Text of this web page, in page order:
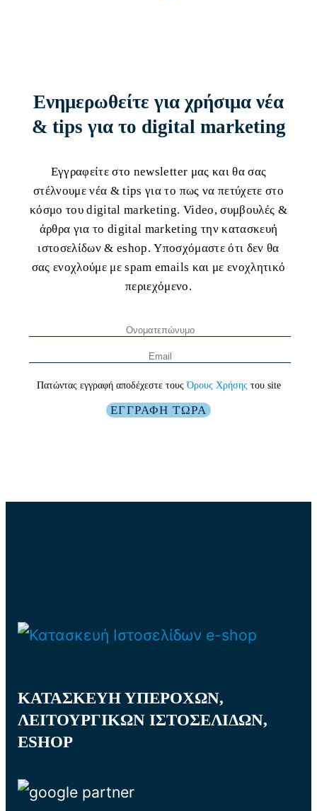
Ενημερωθείτε για χρήσιμα νέα
& tips για το digital marketing
Εγγραφείτε στο newsletter μας και θα σας
στέλνουμε νέα & tips για το πως να πετύχετε στο
κόσμο του digital marketing. Video, συμβουλές &
άρθρα για το digital marketing την κατασκευή
ιστοσελίδων & eshop. Υποσχόμαστε ότι δεν θα
σας ενοχλούμε με spam emails και με ενοχλητικό
περιεχόμενο.
Πατώντας εγγραφή αποδέχεστε τουςΌρους Χρήσης του site
ΚΑΤΑΣΚΕΥΗ ΥΠΕΡΟΧΩΝ,
ΛΕΙΤΟΥΡΓΙΚΩΝ ΙΣΤΟΣΕΛΙΔΩΝ,
ESHOP